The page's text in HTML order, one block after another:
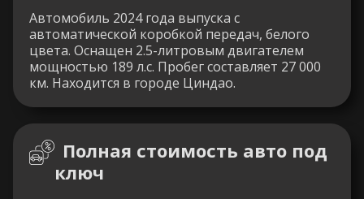
Автомобиль 2024 года выпуска с
автоматической коробкой передач, белого
цвета. Оснащен 2.5-литровым двигателем
мощностью 189 л.с. Пробег составляет 27 000
км. Находится в городе Циндао.
Полная стоимость авто под
ключ